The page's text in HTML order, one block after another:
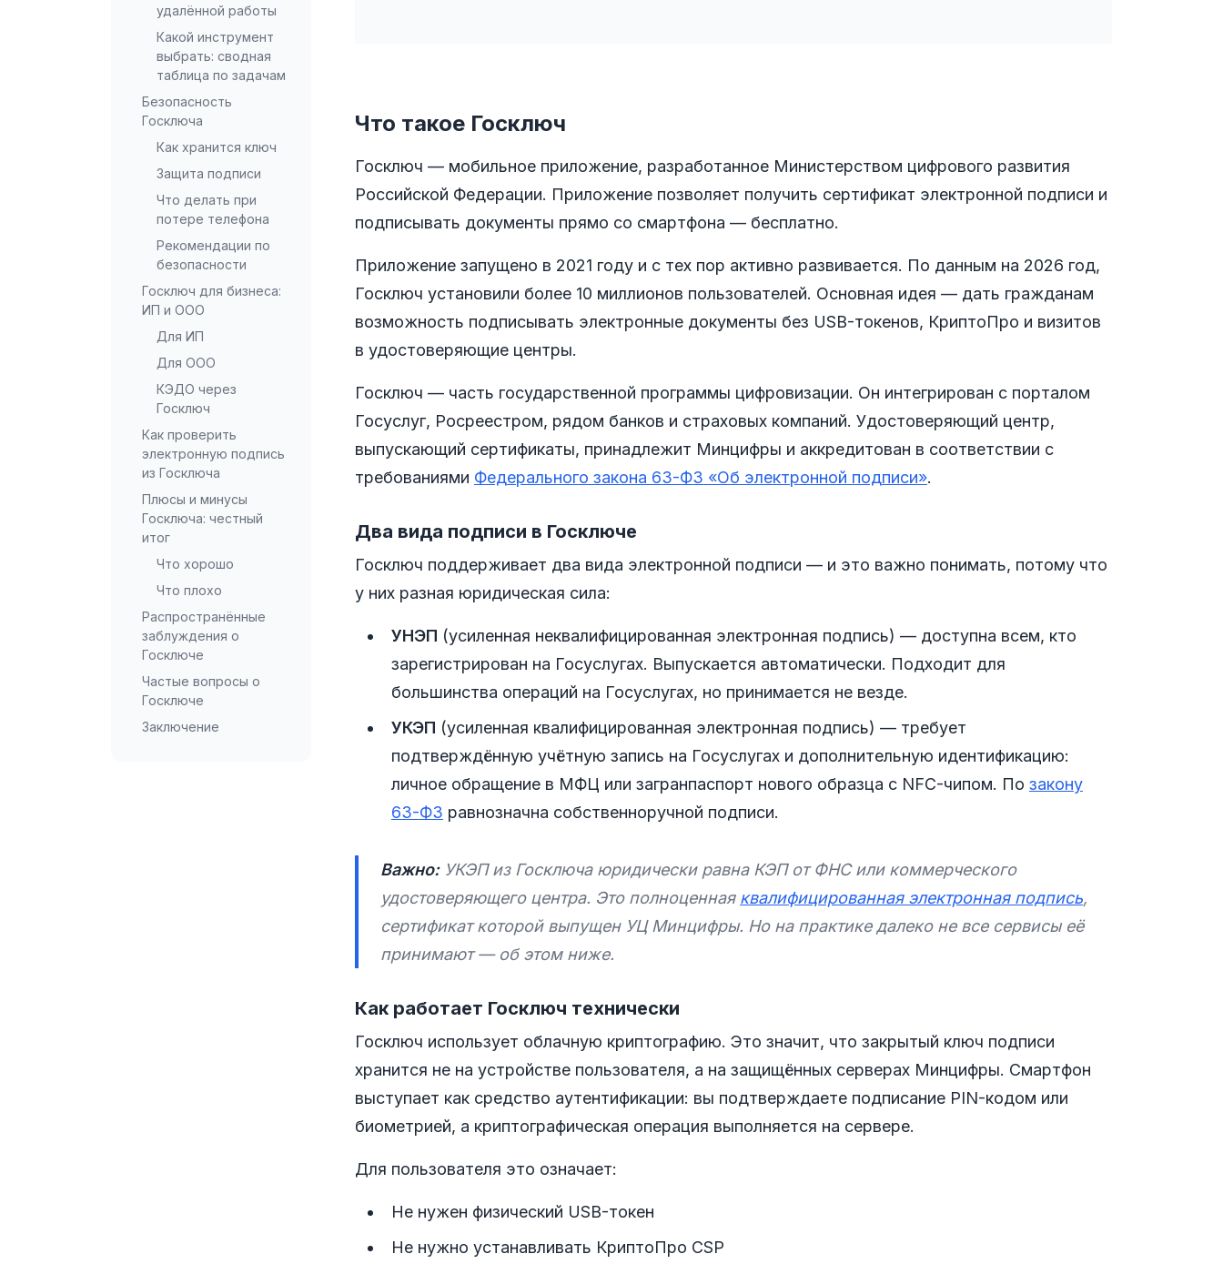
удалённой работы
Какой инструмент
выбрать: сводная
таблица по задачам
Безопасность
Госключа
Как хранится ключ
Защита подписи
Что делать при
потере телефона
Рекомендации по
безопасности
Госключ для бизнеса:
ИП и ООО
Для ИП
Для ООО
КЭДО через
Госключ
Как проверить
электронную подпись
из Госключа
Плюсы и минусы
Госключа: честный
итог
Что хорошо
Что плохо
Распространённые
заблуждения о
Госключе
Частые вопросы о
Госключе
Заключение
Что такое Госключ
Госключ — мобильное приложение, разработанное Министерством цифрового развития
Российской Федерации. Приложение позволяет получить сертификат электронной подписи и
подписывать документы прямо со смартфона — бесплатно.
Приложение запущено в 2021 году и с тех пор активно развивается. По данным на 2026 год,
Госключ установили более 10 миллионов пользователей. Основная идея — дать гражданам
возможность подписывать электронные документы без USB-токенов, КриптоПро и визитов
в удостоверяющие центры.
Госключ — часть государственной программы цифровизации. Он интегрирован с порталом
Госуслуг, Росреестром, рядом банков и страховых компаний. Удостоверяющий центр,
выпускающий сертификаты, принадлежит Минцифры и аккредитован в соответствии с
требованиями Федерального закона 63-ФЗ «Об электронной подписи».
Два вида подписи в Госключе
Госключ поддерживает два вида электронной подписи — и это важно понимать, потому что
у них разная юридическая сила:
УНЭП (усиленная неквалифицированная электронная подпись) — доступна всем, кто
зарегистрирован на Госуслугах. Выпускается автоматически. Подходит для
большинства операций на Госуслугах, но принимается не везде.
УКЭП (усиленная квалифицированная электронная подпись) — требует
подтверждённую учётную запись на Госуслугах и дополнительную идентификацию:
личное обращение в МФЦ или загранпаспорт нового образца с NFC-чипом. По закону
63-ФЗ равнозначна собственноручной подписи.
Важно:УКЭП из Госключа юридически равна КЭП от ФНС или коммерческого
удостоверяющего центра. Это полноценная квалифицированная электронная подпись,
сертификат которой выпущен УЦ Минцифры. Но на практике далеко не все сервисы её
принимают — об этом ниже.
Как работает Госключ технически
Госключ использует облачную криптографию. Это значит, что закрытый ключ подписи
хранится не на устройстве пользователя, а на защищённых серверах Минцифры. Смартфон
выступает как средство аутентификации: вы подтверждаете подписание PIN-кодом или
биометрией, а криптографическая операция выполняется на сервере.
Для пользователя это означает:
Не нужен физический USB-токен
Не нужно устанавливать КриптоПро CSP